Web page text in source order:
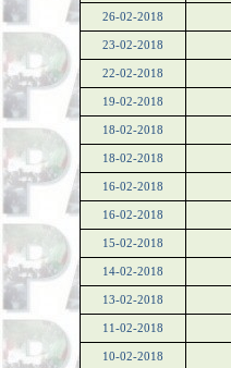
26-02-2018
23-02-2018
22-02-2018
19-02-2018
18-02-2018
18-02-2018
16-02-2018
16-02-2018
15-02-2018
14-02-2018
13-02-2018
11-02-2018
10-02-2018